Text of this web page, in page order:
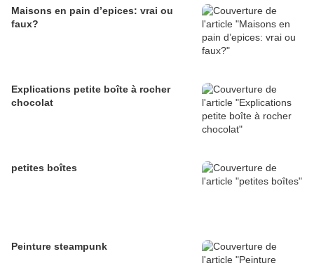
Maisons en pain d’epices: vrai ou
faux?
Explications petite boîte à rocher
chocolat
petites boîtes
Peinture steampunk